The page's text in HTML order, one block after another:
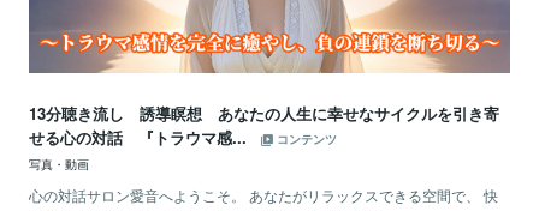
13分聴き流し 誘導瞑想 あなたの人生に幸せなサイクルを引き寄
せる心の対話 『トラウマ感...
コンテンツ
写真・動画
心の対話サロン愛音へようこそ。 あなたがリラックスできる空間で、 快